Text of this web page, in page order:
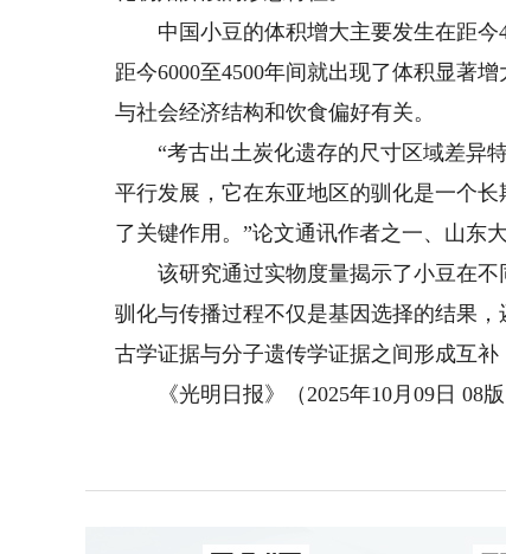
中国小豆的体积增大主要发生在距今
距今6000至4500年间就出现了体积显著
与社会经济结构和饮食偏好有关。
“考古出土炭化遗存的尺寸区域差异特
平行发展，它在东亚地区的驯化是一个
了关键作用。”论文通讯作者之一、山东
该研究通过实物度量揭示了小豆在不
驯化与传播过程不仅是基因选择的结果
古学证据与分子遗传学证据之间形成互
《光明日报》（2025年10月09日 08版